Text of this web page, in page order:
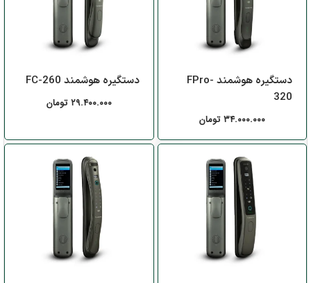
دستگیره هوشمند FPro-
320
۳۴.۰۰۰.۰۰۰ تومان
دستگیره هوشمند FC-260
۲۹.۴۰۰.۰۰۰ تومان